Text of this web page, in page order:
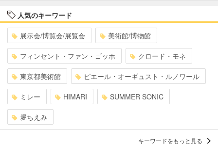
人気のキーワード
展示会/博覧会/展覧会 美術館/博物館
フィンセント・ファン・ゴッホ クロード・モネ
東京都美術館 ピエール・オーギュスト・ルノワール
ミレー HIMARI SUMMER SONIC
堀ちえみ
キーワードをもっと見る